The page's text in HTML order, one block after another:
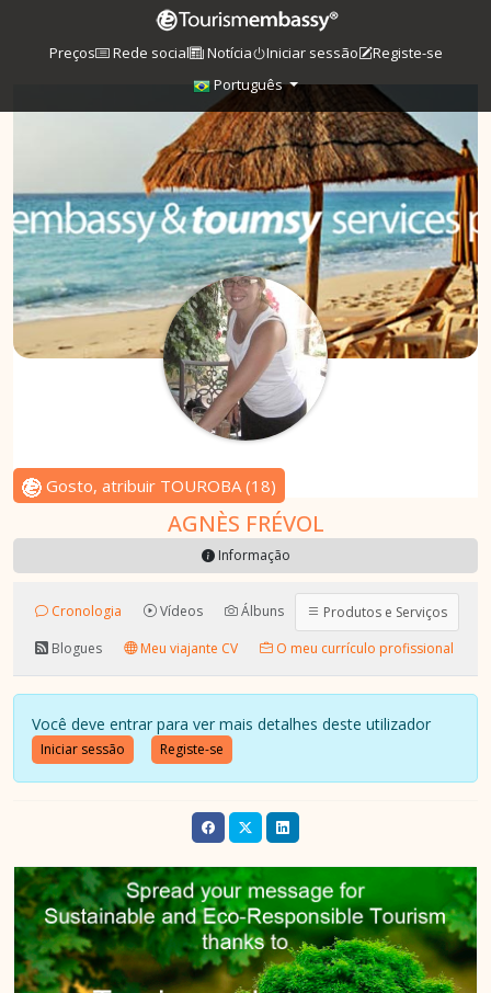
Preços Rede social Notícia Iniciar sessão
Registe-se
Português
Gosto, atribuir TOUROBA(18)
AGNÈS FRÉVOL
Informação
Cronologia Vídeos Álbuns
Produtos e Serviços
Blogues
Meu viajante CV O meu currículo profissional
Você deve entrar para ver mais detalhes deste utilizador
Iniciar sessão Registe-se